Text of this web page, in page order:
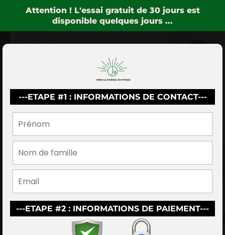
Attention ! L'essai gratuit de 30 jours est
disponible quelques jours ...
---ETAPE #1 : INFORMATIONS DE CONTACT---
---ETAPE #2 : INFORMATIONS DE PAIEMENT---